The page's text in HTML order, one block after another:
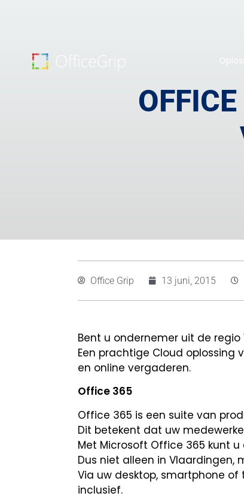
Office Grip 13 juni, 2015
Bent u ondernemer uit de
Een prachtige Cloud
en online vergaderen.
Office 365
Office 365 is een suite van
Dit betekent dat uw
Met Microsoft Office 365 kunt
Dus niet alleen in Vlaardingen,
Via uw desktop, smartphone
inclusief.